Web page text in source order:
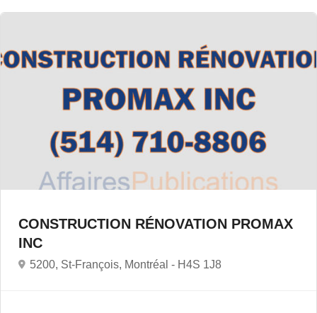
CONSTRUCTION RÉNOVATION PROMAX
INC
5200, St-François, Montréal - H4S 1J8